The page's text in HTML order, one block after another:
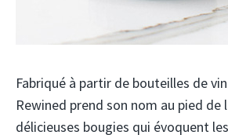
Fabriqué à partir de bouteilles de
Rewined prend son nom au pied
délicieuses bougies qui évoquent